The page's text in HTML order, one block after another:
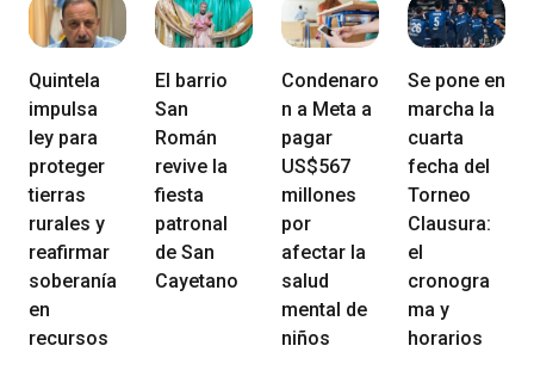
Quintela
impulsa
ley para
proteger
tierras
rurales y
reafirmar
soberanía
en
recursos
El barrio
San
Román
revive la
fiesta
patronal
de San
Cayetano
Condenaro
n a Meta a
pagar
US$567
millones
por
afectar la
salud
mental de
niños
Se pone en
marcha la
cuarta
fecha del
Torneo
Clausura:
el
cronogra
ma y
horarios